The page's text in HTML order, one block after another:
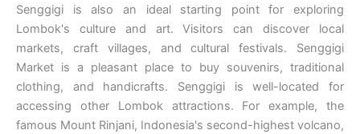
Senggigi is also an ideal starting point for exploring
Lombok's culture and art. Visitors can discover local
markets, craft villages, and cultural festivals. Senggigi
Market is a pleasant place to buy souvenirs, traditional
clothing, and handicrafts. Senggigi is well-located for
accessing other Lombok attractions. For example, the
famous Mount Rinjani, Indonesia's second-highest volcano,